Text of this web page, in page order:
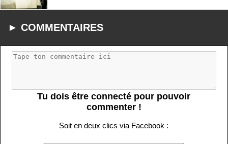
► COMMENTAIRES
Tu dois être connecté pour pouvoir
commenter !
Soit en deux clics via Facebook :